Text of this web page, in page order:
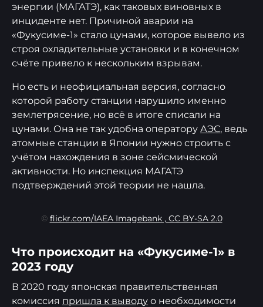
энергии (МАГАТЭ), как таковых виновных в
инциденте нет. Причиной аварии на
«Фукусиме-1» стало цунами, которое вывело из
строя охладительные установки и в конечном
счёте привело к нескольким взрывам.
Но есть и неофициальная версия, согласно
которой работу станции нарушило именно
землетрясение, но всё в итоге списали на
цунами. Она не так удобна оператору АЭС, ведь
атомные станции в Японии нужно строить с
учётом нахождения в зоне сейсмической
активности. Но инспекция МАГАТЭ
подтверждений этой теории не нашла.
© flickr.com/IAEA Imagebank , CC BY-SA 2.0
Что происходит на «Фукусиме-1» в
2023 году
В 2020 году японская правительственная
комиссия пришла к выводу о необходимости